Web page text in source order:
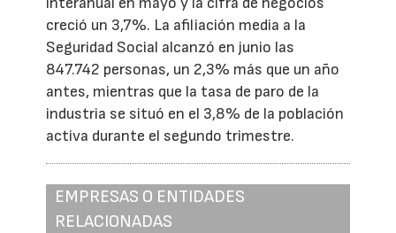
creció un 3,7%. La afiliación media a la
Seguridad Social alcanzó en junio las
847.742 personas, un 2,3% más que un año
antes, mientras que la tasa de paro de la
industria se situó en el 3,8% de la población
activa durante el segundo trimestre.
EMPRESAS O ENTIDADES
RELACIONADAS